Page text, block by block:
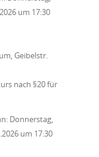
um 17:30
Geibelstr.
nach §20 für
Donnerstag,
um 17:30